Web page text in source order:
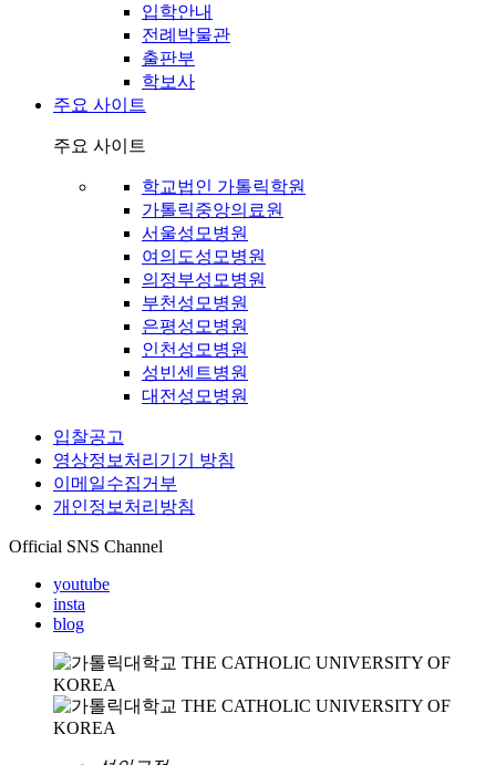
입학안내
전례박물관
출판부
학보사
주요 사이트
주요 사이트
학교법인 가톨릭학원
가톨릭중앙의료원
서울성모병원
여의도성모병원
의정부성모병원
부천성모병원
은평성모병원
인천성모병원
성빈센트병원
대전성모병원
입찰공고
영상정보처리기기 방침
이메일수집거부
개인정보처리방침
Official SNS Channel
youtube
insta
blog